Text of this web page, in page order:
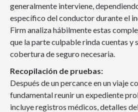
generalmente interviene,
específico del conductor durante el
Firm analiza hábilmente estas
que la parte culpable rinda cuentas y
cobertura de seguro necesaria.
Recopilación de pruebas:
Después de un percance en un viaje
fundamental reunir un expediente
incluye registros médicos, detalles